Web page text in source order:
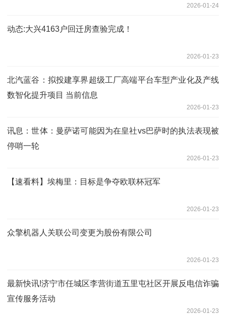
2026-01-24
动态:大兴4163户回迁房查验完成！
2026-01-23
北汽蓝谷：拟投建享界超级工厂高端平台车型产业化及产线
数智化提升项目 当前信息
2026-01-23
讯息：世体：曼萨诺可能因为在皇社vs巴萨时的执法表现被
停哨一轮
2026-01-23
【速看料】埃梅里：目标是争夺欧联杯冠军
2026-01-23
众擎机器人关联公司变更为股份有限公司
2026-01-23
最新快讯!济宁市任城区李营街道五里屯社区开展反电信诈骗
宣传服务活动
2026-01-23